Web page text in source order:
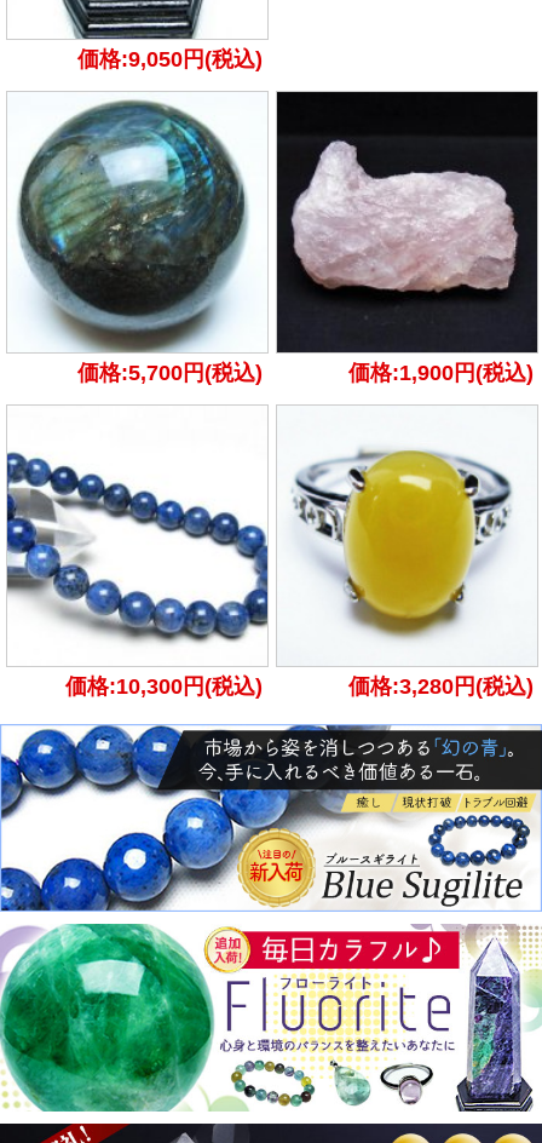
価格:9,050円(税込)
価格:5,700円(税込) 価格:1,900円(税込)
価格:10,300円(税込) 価格:3,280円(税込)